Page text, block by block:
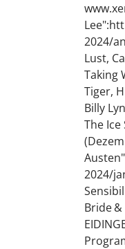
2024/
Lust,
Taking
Tiger,
Billy
The Ice
2024/
Bride